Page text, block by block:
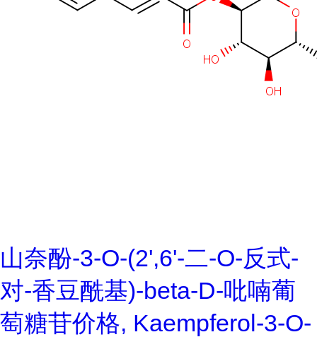
山奈酚-3-O-(2',6'-二-O-反式-
对-香豆酰基)-beta-D-吡喃葡
萄糖苷价格, Kaempferol-3-O-